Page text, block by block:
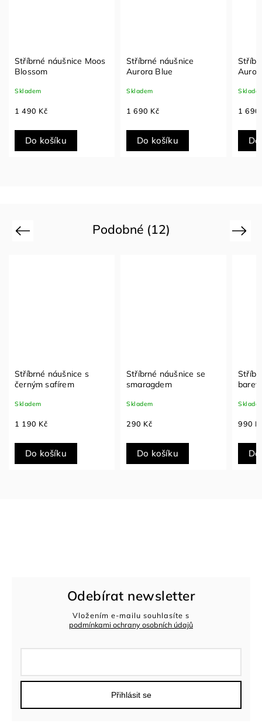
Stříbrné náušnice Moos
Blossom
Skladem
1 490 Kč
Do košíku
Stříbrné náušnice
Aurora Blue
Skladem
1 690 Kč
Do košíku
1 690
Podobné (12)
Previous
Stříbrné náušnice s
černým safírem
Skladem
1 190 Kč
Do košíku
Stříbrné náušnice se
smaragdem
Skladem
290 Kč
Do košíku
990
Next
Odebírat newsletter
Vložením e-mailu souhlasíte s
podmínkami ochrany osobních údajů
Přihlásit se